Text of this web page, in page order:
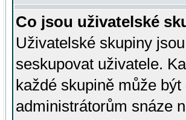
Co jsou uživatelské
Uživatelské skupiny
seskupovat uživatele.
každé skupině může
administrátorům snáze